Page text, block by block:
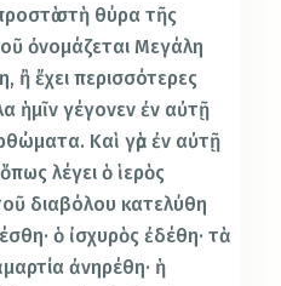
στὴ θύρα τῆς
ὀνομάζεται Μεγάλη
ἢ ἔχει περισσότερες
ἡμῖν γέγονεν ἐν αὐτῇ
Καὶ γὰρ ἐν αὐτῇ
λέγει ὁ ἱερὸς
διαβόλου κατελύθη
ὁ ἰσχυρὸς ἐδέθη· τὰ
ἀνηρέθη· ἡ